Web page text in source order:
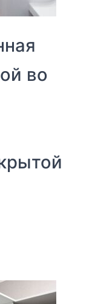
во